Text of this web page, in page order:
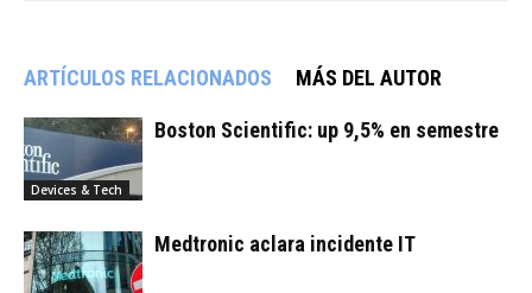
ARTÍCULOS RELACIONADOS MÁS DEL AUTOR
Devices & Tech
Boston Scientific: up 9,5% en semestre
Medtronic aclara incidente IT